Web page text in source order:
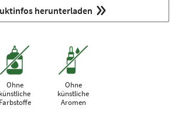
herunterladen
Ohne
künstliche
Farbstoffe
Ohne
künstliche
Aromen